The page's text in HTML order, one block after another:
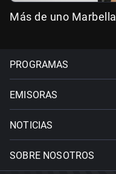
Más de uno Marbella
PROGRAMAS
EMISORAS
NOTICIAS
SOBRE NOSOTROS